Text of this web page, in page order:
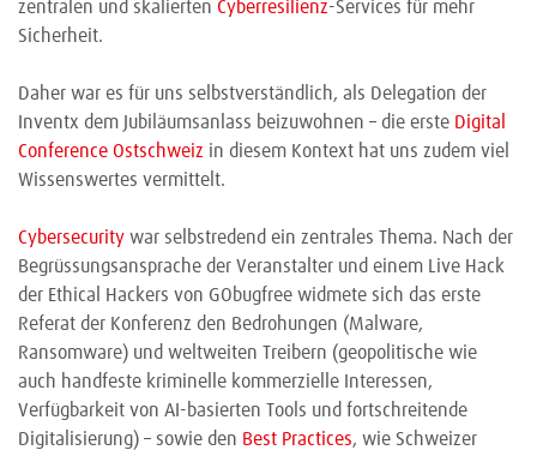
zentralen und skalierten Cyberresilienz-Services für mehr
Sicherheit.
Daher war es für uns selbstverständlich, als Delegation der
Inventx dem Jubiläumsanlass beizuwohnen – die erste Digital
Conference Ostschweiz in diesem Kontext hat uns zudem viel
Wissenswertes vermittelt.
Cybersecurity war selbstredend ein zentrales Thema. Nach der
Begrüssungsansprache der Veranstalter und einem Live Hack
der Ethical Hackers von GObugfree widmete sich das erste
Referat der Konferenz den Bedrohungen (Malware,
Ransomware) und weltweiten Treibern (geopolitische wie
auch handfeste kriminelle kommerzielle Interessen,
Verfügbarkeit von AI-basierten Tools und fortschreitende
Digitalisierung) – sowie den Best Practices, wie Schweizer